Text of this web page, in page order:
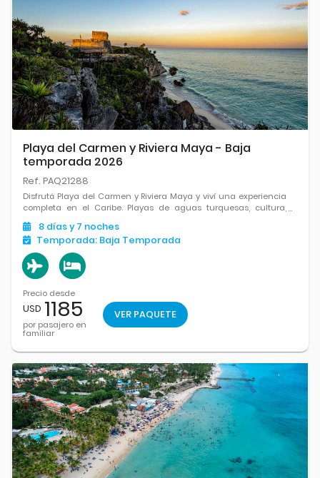
Playa del Carmen y Riviera Maya - Baja
temporada 2026
Ref. PAQ21288
Disfrutá Playa del Carmen y Riviera Maya y viví una experiencia
completa en el Caribe. Playas de aguas turquesas, cultura,
excursiones y el equilibrio perfecto entre relax, aventura y
diversión en cada rincón.
8 díasy 7 noches
Temporada: Baja Temporada
Precio desde
USD 1185
por pasajero en
familiar
VER PAQUETE